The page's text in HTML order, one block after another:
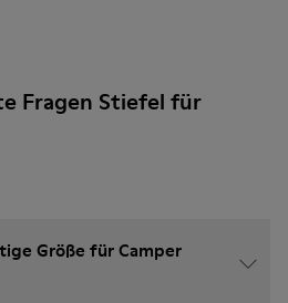
Fragen Stiefel für
Größe für Camper